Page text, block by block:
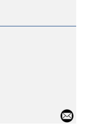
Javier Marín Alcaraz]
Javier Marín Alcaraz]
Alcaraz]